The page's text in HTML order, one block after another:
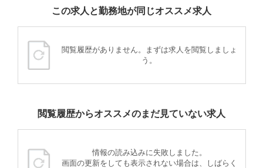
この求人と勤務地が同じオススメ求人
閲覧履歴がありません。まずは求人を閲覧しましょ
う。
閲覧履歴からオススメのまだ見ていない求人
情報の読み込みに失敗しました。
画面の更新をしても表示されない場合は、しばらく